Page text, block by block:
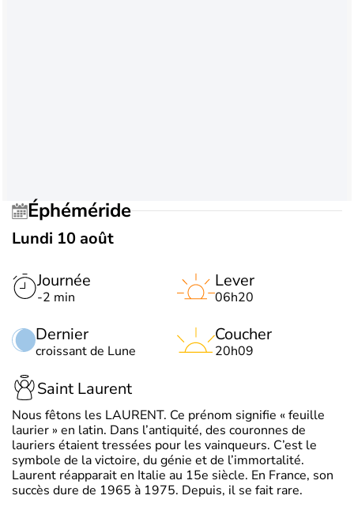
Éphéméride
Lundi 10 août
Journée
-2 min
Dernier
croissant de Lune
Lever
06h20
Coucher
20h09
Saint Laurent
Nous fêtons les LAURENT. Ce prénom signifie « feuille
laurier » en latin. Dans l’antiquité, des couronnes de
lauriers étaient tressées pour les vainqueurs. C’est le
symbole de la victoire, du génie et de l’immortalité.
Laurent réapparait en Italie au 15e siècle. En France, son
succès dure de 1965 à 1975. Depuis, il se fait rare.